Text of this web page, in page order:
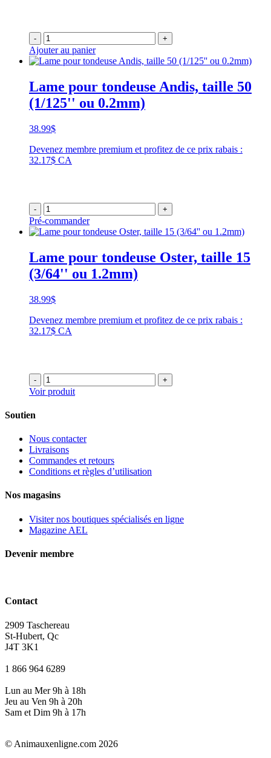
- +
Ajouter au panier
Lame pour tondeuse Andis, taille 50
(1/125'' ou 0.2mm)
38.99$
Devenez membre premium et profitez de ce prix rabais :
32.17$ CA
- +
Pré-commander
Lame pour tondeuse Oster, taille 15
(3/64'' ou 1.2mm)
38.99$
Devenez membre premium et profitez de ce prix rabais :
32.17$ CA
- +
Voir produit
Soutien
Nous contacter
Livraisons
Commandes et retours
Conditions et règles d’utilisation
Nos magasins
Visiter nos boutiques spécialisés en ligne
Magazine AEL
Devenir membre
Contact
2909 Taschereau
St-Hubert, Qc
J4T 3K1
1 866 964 6289
Lun au Mer 9h à 18h
Jeu au Ven 9h à 20h
Sam et Dim 9h à 17h
© Animauxenligne.com 2026